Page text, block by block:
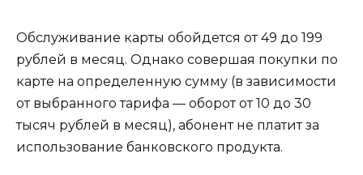
Обслуживание карты обойдется от 49 до 199
рублей в месяц. Однако совершая покупки по
карте на определенную сумму (в зависимости
от выбранного тарифа — оборот от 10 до 30
тысяч рублей в месяц), абонент не платит за
использование банковского продукта.